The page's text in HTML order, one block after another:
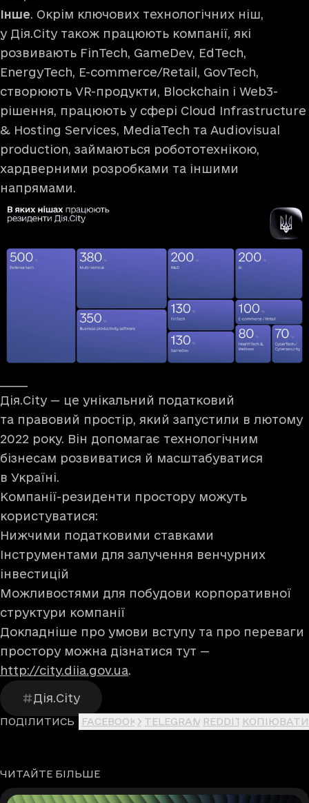
Інше. Окрім ключових технологічних ніш,
у Дія.City також працюють компанії, які
розвивають FinTech, GameDev, EdTech,
EnergyTech, E-commerce/Retail, GovTech,
створюють VR-продукти, Blockchain і Web3-
рішення, працюють у сфері Cloud Infrastructure
& Hosting Services, MediaTech та Audiovisual
production, займаються робототехнікою,
хардверними розробками та іншими
напрямами.
Дія.City — це унікальний податковий
та правовий простір, який запустили в лютому
2022 року. Він допомагає технологічним
бізнесам розвиватися й масштабуватися
в Україні.
Компанії-резиденти простору можуть
користуватися:
Нижчими податковими ставками
Інструментами для залучення венчурних
інвестицій
Можливостями для побудови корпоративної
структури компанії
Докладніше про умови вступу та про переваги
простору можна дізнатися тут —
http://city.diia.gov.ua.
Дія.City
ПОДІЛИТИСЬ FACEBOOK X TELEGRAM REDDIT КОПІЮВАТИ
ЧИТАЙТЕ БІЛЬШЕ